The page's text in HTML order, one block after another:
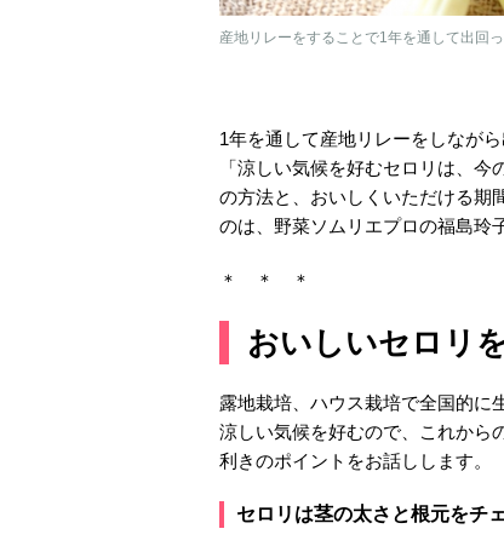
産地リレーをすることで1年を通して出回
1年を通して産地リレーをしなが
「涼しい気候を好むセロリは、
の方法と、おいしくいただける期
のは、野菜ソムリエプロの福島玲
＊ ＊ ＊
おいしいセロリ
露地栽培、ハウス栽培で全国的に
涼しい気候を好むので、これから
利きのポイントをお話しします。
セロリは茎の太さと根元をチ